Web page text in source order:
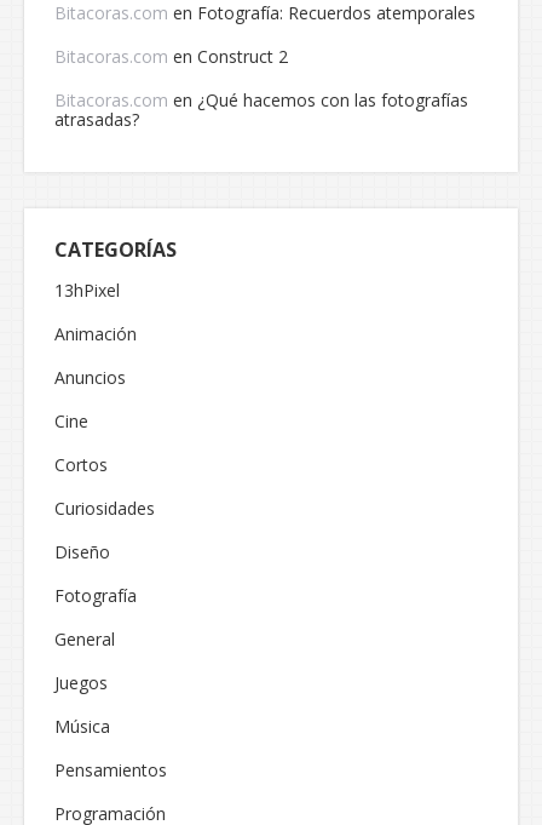
Bitacoras.com en Fotografía: Recuerdos atemporales
Bitacoras.com en Construct 2
Bitacoras.com en ¿Qué hacemos con las fotografías
atrasadas?
CATEGORÍAS
13hPixel
Animación
Anuncios
Cine
Cortos
Curiosidades
Diseño
Fotografía
General
Juegos
Música
Pensamientos
Programación